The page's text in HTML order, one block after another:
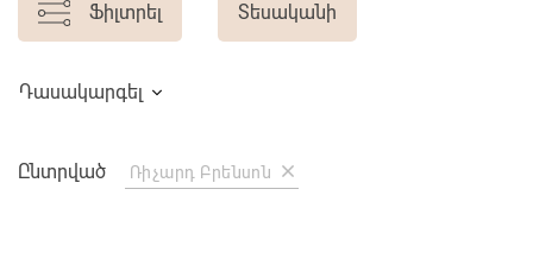
Ֆիլտրել Տեսականի
Դասակարգել
Ընտրված Ռիչարդ Բրենսոն